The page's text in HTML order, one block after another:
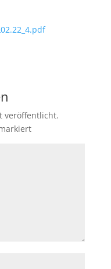
veröffentlicht.